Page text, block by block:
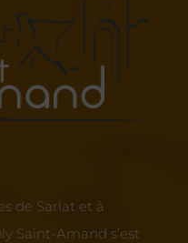
de Sarlat et à
Saint-Amand s’est